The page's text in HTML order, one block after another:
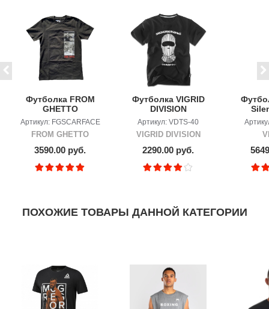
Футболка FROM
GHETTO
SCARFACE
Артикул: FGSCARFACE
FROM GHETTO
3590.00 руб.
Футболка VIGRID
DIVISION
"Законопослушный
гражданин"
Артикул: VDTS-40
VIGRID DIVISION
2290.00 руб.
ПОХОЖИЕ ТОВАРЫ ДАННОЙ КАТЕГОРИИ